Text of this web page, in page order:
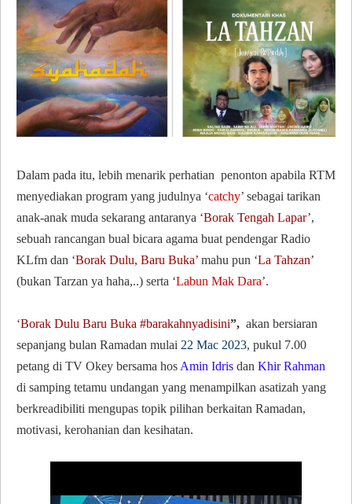
Dalam pada itu, lebih menarik perhatian penonton apabila RTM
menyediakan program yang judulnya ‘catchy’ sebagai tarikan
anak-anak muda sekarang antaranya ‘Borak Tengah Lapar’,
sebuah rancangan bual bicara agama buat pendengar Radio
KLfm dan ‘Borak Dulu, Baru Buka’ mahu pun ‘La Tahzan’
(bukan Tarzan ya haha,..) serta ‘Labun Mak Dara’.
‘Borak Dulu Baru Buka #barakahnyadisini”, akan bersiaran
sepanjang bulan Ramadan mulai 22 Mac 2023, pukul 7.00
petang di TV Okey bersama hosAmin Idris dan Khir Rahman
di samping tetamu undangan yang menampilkan asatizah yang
berkreadibiliti mengupas topik pilihan berkaitan Ramadan,
motivasi, kerohanian dan kesihatan.